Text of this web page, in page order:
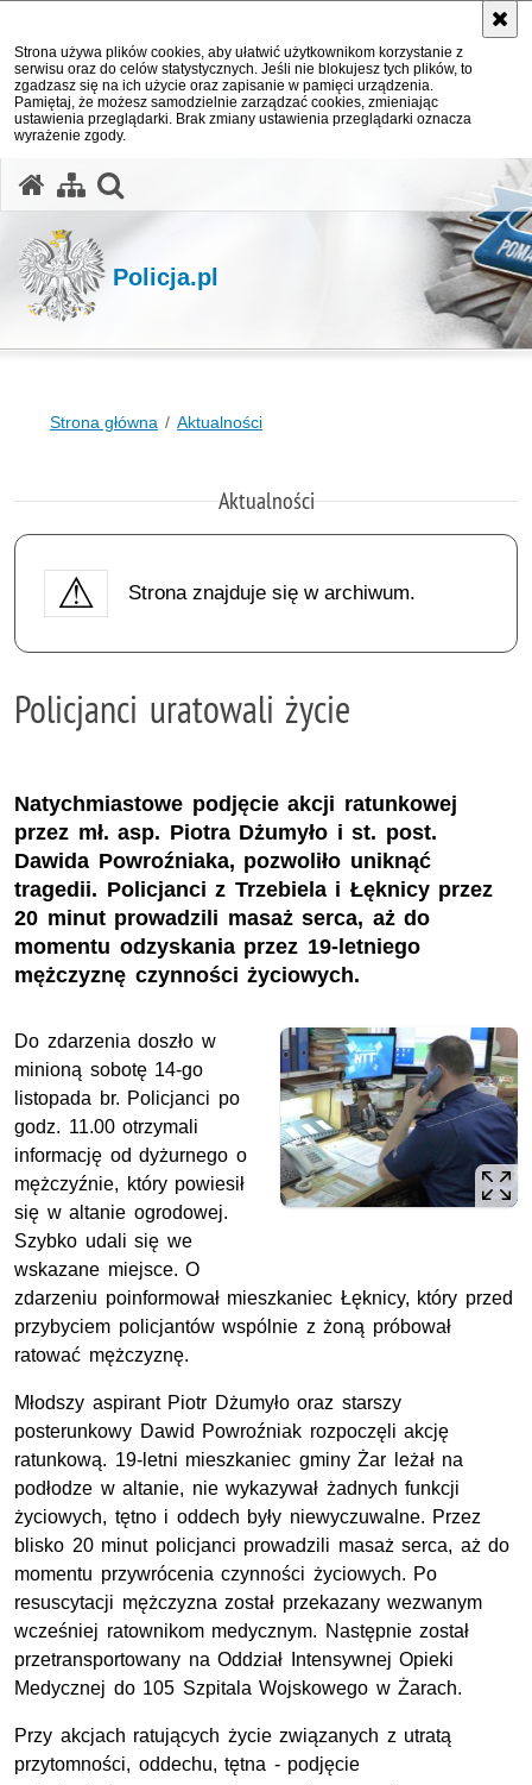
Strona używa plików cookies, aby ułatwić użytkownikom korzystanie z
serwisu oraz do celów statystycznych. Jeśli nie blokujesz tych plików, to
zgadzasz się na ich użycie oraz zapisanie w pamięci urządzenia.
Pamiętaj, że możesz samodzielnie zarządzać cookies, zmieniając
ustawienia przeglądarki. Brak zmiany ustawienia przeglądarki oznacza
wyrażenie zgody.
Policja.pl
Strona główna Aktualności
Aktualności
Strona znajduje się w archiwum.
Policjanci uratowali życie
Natychmiastowe podjęcie akcji ratunkowej
przez mł. asp. Piotra Dżumyło i st. post.
Dawida Powroźniaka, pozwoliło uniknąć
tragedii. Policjanci z Trzebiela i Łęknicy przez
20 minut prowadzili masaż serca, aż do
momentu odzyskania przez 19-letniego
mężczyznę czynności życiowych.
Do zdarzenia doszło w
minioną sobotę 14-go
listopada br. Policjanci po
godz. 11.00 otrzymali
informację od dyżurnego o
mężczyźnie, który powiesił
się w altanie ogrodowej.
Szybko udali się we
wskazane miejsce. O
zdarzeniu poinformował mieszkaniec Łęknicy, który przed
przybyciem policjantów wspólnie z żoną próbował
ratować mężczyznę.
Młodszy aspirant Piotr Dżumyło oraz starszy
posterunkowy Dawid Powroźniak rozpoczęli akcję
ratunkową. 19-letni mieszkaniec gminy Żar leżał na
podłodze w altanie, nie wykazywał żadnych funkcji
życiowych, tętno i oddech były niewyczuwalne. Przez
blisko 20 minut policjanci prowadzili masaż serca, aż do
momentu przywrócenia czynności życiowych. Po
resuscytacji mężczyzna został przekazany wezwanym
wcześniej ratownikom medycznym. Następnie został
przetransportowany na Oddział Intensywnej Opieki
Medycznej do 105 Szpitala Wojskowego w Żarach.
Przy akcjach ratujących życie związanych z utratą
przytomności, oddechu, tętna - podjęcie